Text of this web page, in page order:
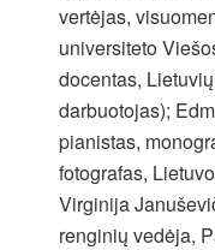
vertėjas,
universiteto
docentas,
darbuotojas);
pianistas,
fotografas,
Virginija
renginių vedėja,